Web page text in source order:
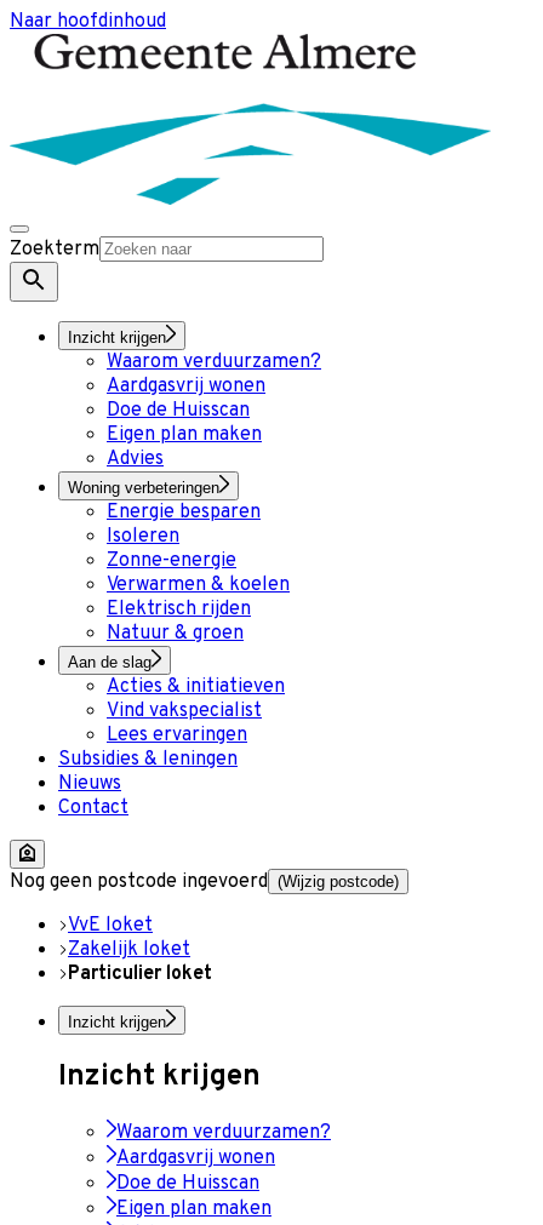
Naar hoofdinhoud
Zoekterm
Inzicht krijgen
Waarom verduurzamen?
Aardgasvrij wonen
Doe de Huisscan
Eigen plan maken
Advies
Woning verbeteringen
Energie besparen
Isoleren
Zonne-energie
Verwarmen & koelen
Elektrisch rijden
Natuur & groen
Aan de slag
Acties & initiatieven
Vind vakspecialist
Lees ervaringen
Subsidies & leningen
Nieuws
Contact
Nog geen postcode ingevoerd (Wijzig postcode)
VvE loket
Zakelijk loket
Particulier loket
Inzicht krijgen
Inzicht krijgen
Waarom verduurzamen?
Aardgasvrij wonen
Doe de Huisscan
Eigen plan maken